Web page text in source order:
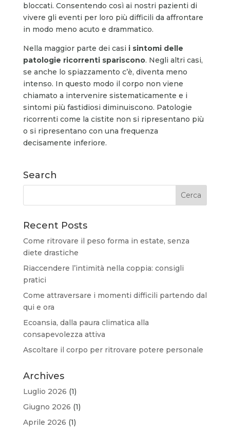
bloccati. Consentendo così ai nostri pazienti di
vivere gli eventi per loro più difficili da affrontare
in modo meno acuto e drammatico.
Nella maggior parte dei casi i sintomi delle
patologie ricorrenti spariscono. Negli altri casi,
se anche lo spiazzamento c’è, diventa meno
intenso. In questo modo il corpo non viene
chiamato a intervenire sistematicamente e i
sintomi più fastidiosi diminuiscono. Patologie
ricorrenti come la cistite non si ripresentano più
o si ripresentano con una frequenza
decisamente inferiore.
Search
Recent Posts
Come ritrovare il peso forma in estate, senza
diete drastiche
Riaccendere l’intimità nella coppia: consigli
pratici
Come attraversare i momenti difficili partendo dal
qui e ora
Ecoansia, dalla paura climatica alla
consapevolezza attiva
Ascoltare il corpo per ritrovare potere personale
Archives
Luglio 2026 (1)
Giugno 2026 (1)
Aprile 2026 (1)